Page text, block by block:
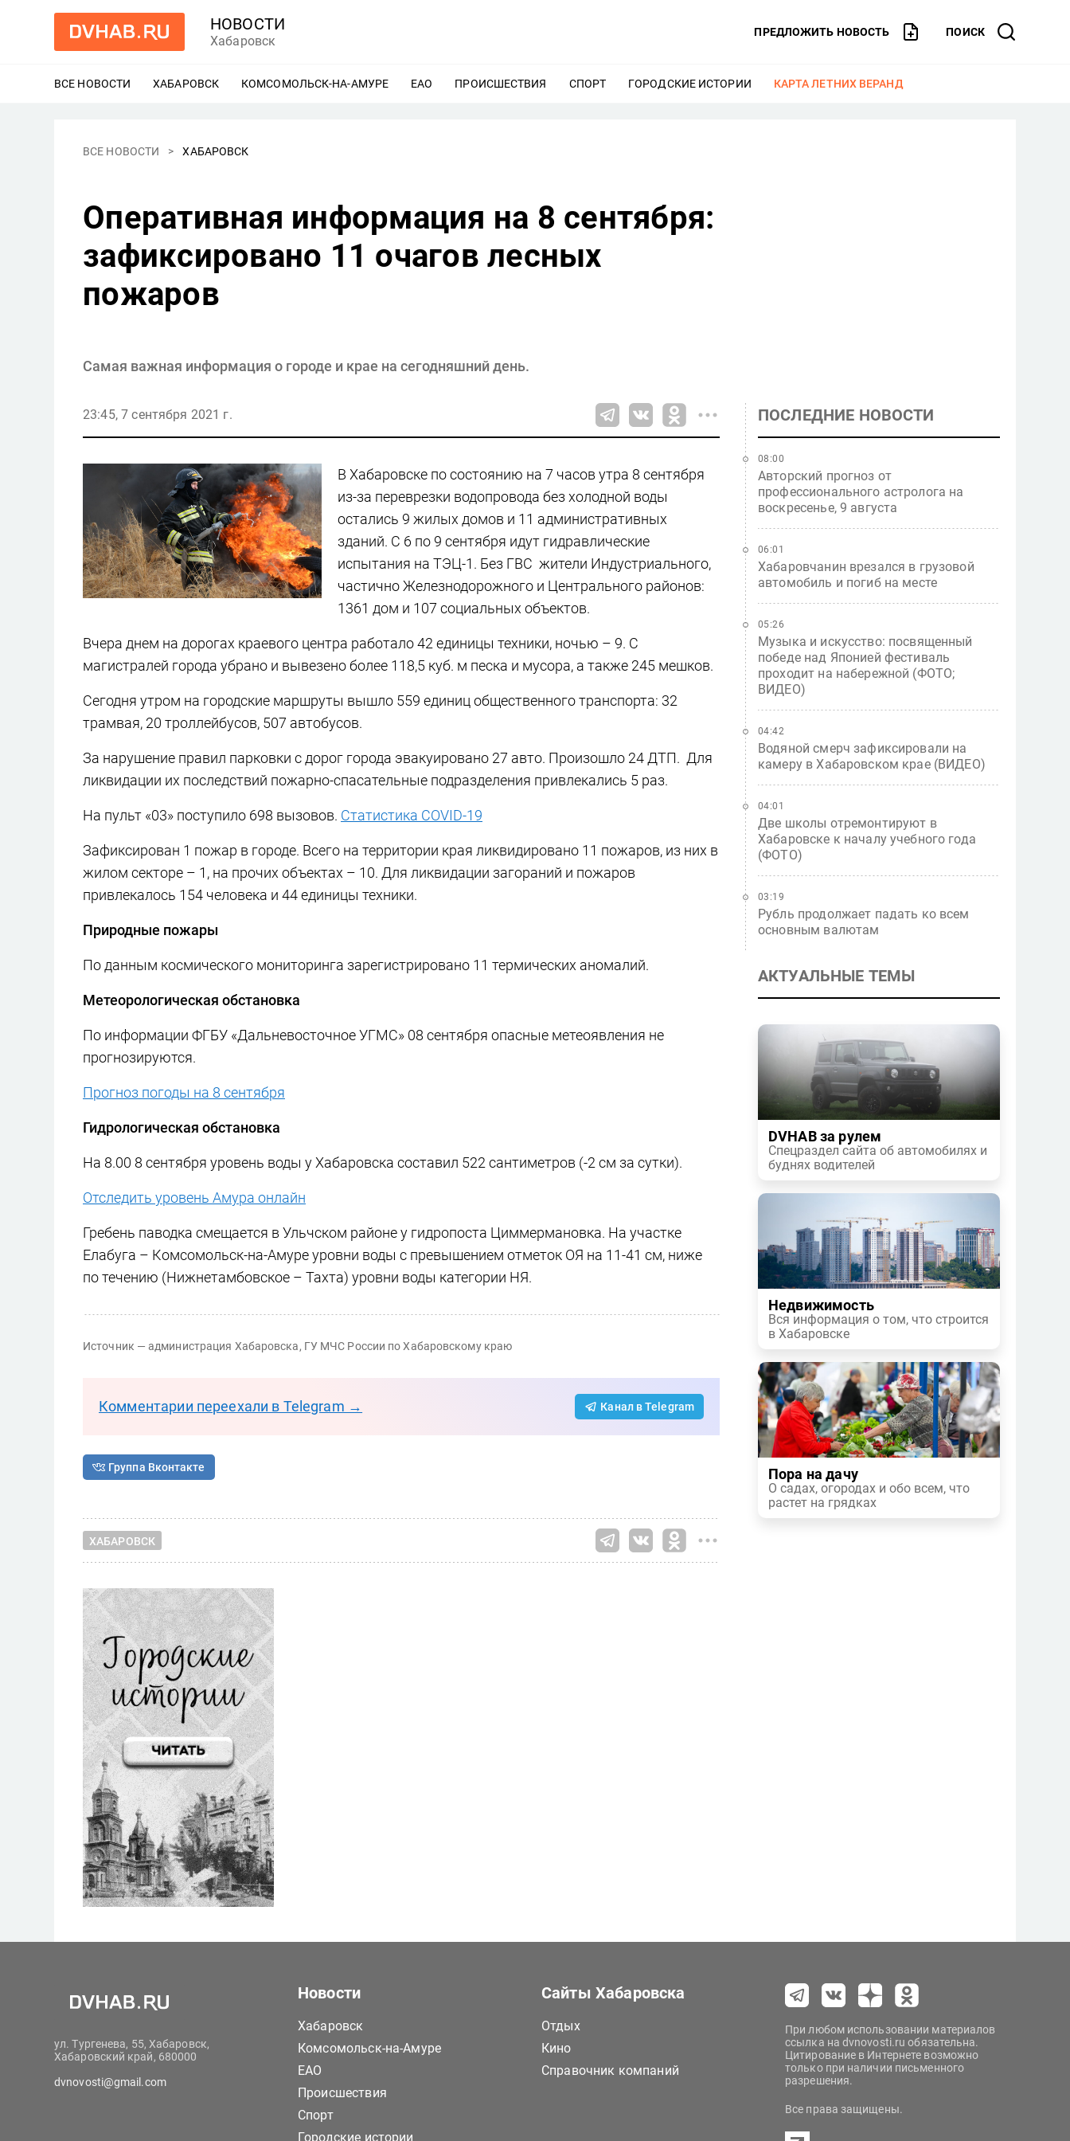
НОВОСТИ
Хабаровск
ПРЕДЛОЖИТЬ НОВОСТЬ ПОИСК
ВСЕ НОВОСТИ ХАБАРОВСК ЕЩЕ
КОМСОМОЛЬСК-НА-АМУРЕ ЕЩЕ
ЕАО ЕЩЕ
ПРОИСШЕСТВИЯ ЕЩЕ
СПОРТ ЕЩЕ
ГОРОДСКИЕ ИСТОРИИ ЕЩЕ
КАРТА ЛЕТНИХ ВЕРАНД
ВСЕ НОВОСТИ ХАБАРОВСК
Оперативная информация на 8 сентября:
зафиксировано 11 очагов лесных
пожаров
Самая важная информация о городе и крае на сегодняшний день.
23:45, 7 сентября 2021 г.
В Хабаровске по состоянию на 7 часов утра 8 сентября
из-за переврезки водопровода без холодной воды
остались 9 жилых домов и 11 административных
зданий. С 6 по 9 сентября идут гидравлические
испытания на ТЭЦ-1. Без ГВС жители Индустриального,
частично Железнодорожного и Центрального районов:
1361 дом и 107 социальных объектов.
Вчера днем на дорогах краевого центра работало 42 единицы техники, ночью – 9. С
магистралей города убрано и вывезено более 118,5 куб. м песка и мусора, а также 245 мешков.
Сегодня утром на городские маршруты вышло 559 единиц общественного транспорта: 32
трамвая, 20 троллейбусов, 507 автобусов.
За нарушение правил парковки с дорог города эвакуировано 27 авто. Произошло 24 ДТП. Для
ликвидации их последствий пожарно-спасательные подразделения привлекались 5 раз.
На пульт «03» поступило 698 вызовов. Статистика СOVID-19
Зафиксирован 1 пожар в городе. Всего на территории края ликвидировано 11 пожаров, из них в
жилом секторе – 1, на прочих объектах – 10. Для ликвидации загораний и пожаров
привлекалось 154 человека и 44 единицы техники.
Природные пожары
По данным космического мониторинга зарегистрировано 11 термических аномалий.
Метеорологическая обстановка
По информации ФГБУ «Дальневосточное УГМС» 08 сентября опасные метеоявления не
прогнозируются.
Прогноз погоды на 8 сентября
Гидрологическая обстановка
На 8.00 8 сентября уровень воды у Хабаровска составил 522 сантиметров (-2 см за сутки).
Отследить уровень Амура онлайн
Гребень паводка смещается в Ульчском районе у гидропоста Циммермановка. На участке
Елабуга – Комсомольск-на-Амуре уровни воды с превышением отметок ОЯ на 11-41 см, ниже
по течению (Нижнетамбовское – Тахта) уровни воды категории НЯ.
Источник — администрация Хабаровска, ГУ МЧС России по Хабаровскому краю
Комментарии переехали в Telegram → Канал в Telegram
Группа Вконтакте
ХАБАРОВСК
ПОСЛЕДНИЕ НОВОСТИ
Авторский прогноз от
профессионального астролога на
воскресенье, 9 августа
08:00
Хабаровчанин врезался в грузовой
автомобиль и погиб на месте
06:01
Музыка и искусство: посвященный
победе над Японией фестиваль
проходит на набережной (ФОТО;
ВИДЕО)
05:26
Водяной смерч зафиксировали на
камеру в Хабаровском крае (ВИДЕО)
04:42
Две школы отремонтируют в
Хабаровске к началу учебного года
(ФОТО)
04:01
Рубль продолжает падать ко всем
основным валютам
03:19
АКТУАЛЬНЫЕ ТЕМЫ
DVHAB за рулем
Спецраздел сайта об автомобилях и
буднях водителей
Недвижимость
Вся информация о том, что строится
в Хабаровске
Пора на дачу
О садах, огородах и обо всем, что
растет на грядках
ул. Тургенева, 55, Хабаровск,
Хабаровский край, 680000
dvnovosti@gmail.com
Новости
Хабаровск
Комсомольск-на-Амуре
ЕАО
Происшествия
Спорт
Городские истории
Сайты Хабаровска
Отдых
Кино
Справочник компаний
При любом использовании материалов
ссылка на dvnovosti.ru обязательна.
Цитирование в Интернете возможно
только при наличии письменного
разрешения.
Все права защищены.